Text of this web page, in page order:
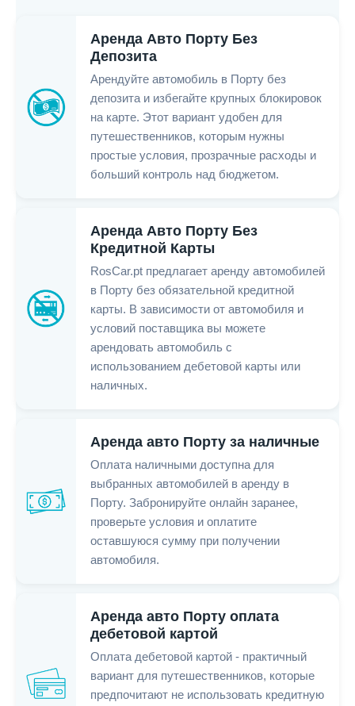
Аренда Авто Порту Без
Депозита
Арендуйте автомобиль в Порту без
депозита и избегайте крупных блокировок
на карте. Этот вариант удобен для
путешественников, которым нужны
простые условия, прозрачные расходы и
больший контроль над бюджетом.
Аренда Авто Порту Без
Кредитной Карты
RosCar.pt предлагает аренду автомобилей
в Порту без обязательной кредитной
карты. В зависимости от автомобиля и
условий поставщика вы можете
арендовать автомобиль с
использованием дебетовой карты или
наличных.
Аренда авто Порту за наличные
Оплата наличными доступна для
выбранных автомобилей в аренду в
Порту. Забронируйте онлайн заранее,
проверьте условия и оплатите
оставшуюся сумму при получении
автомобиля.
Аренда авто Порту оплата
дебетовой картой
Оплата дебетовой картой - практичный
вариант для путешественников, которые
предпочитают не использовать кредитную